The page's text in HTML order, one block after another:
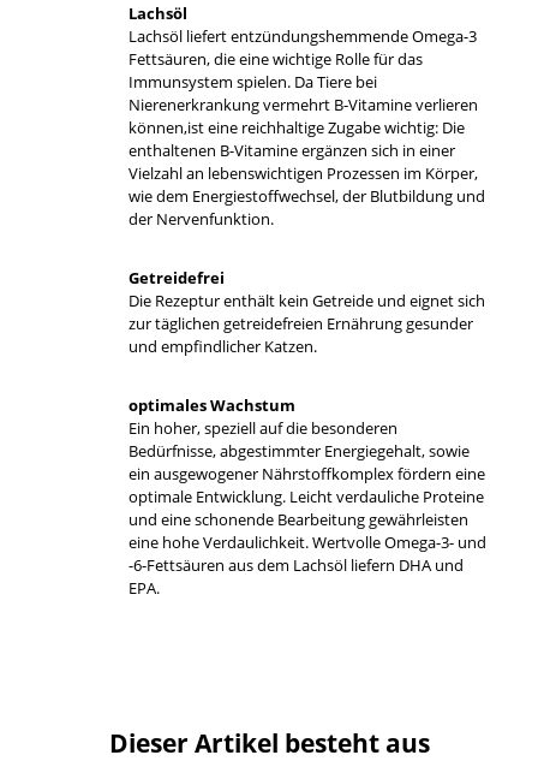
Lachsöl
Lachsöl liefert entzündungshemmende Omega-3
Fettsäuren, die eine wichtige Rolle für das
Immunsystem spielen. Da Tiere bei
Nierenerkrankung vermehrt B-Vitamine verlieren
können,ist eine reichhaltige Zugabe wichtig: Die
enthaltenen B-Vitamine ergänzen sich in einer
Vielzahl an lebenswichtigen Prozessen im Körper,
wie dem Energiestoffwechsel, der Blutbildung und
der Nervenfunktion.
Getreidefrei
Die Rezeptur enthält kein Getreide und eignet sich
zur täglichen getreidefreien Ernährung gesunder
und empfindlicher Katzen.
optimales Wachstum
Ein hoher, speziell auf die besonderen
Bedürfnisse, abgestimmter Energiegehalt, sowie
ein ausgewogener Nährstoffkomplex fördern eine
optimale Entwicklung. Leicht verdauliche Proteine
und eine schonende Bearbeitung gewährleisten
eine hohe Verdaulichkeit. Wertvolle Omega-3- und
-6-Fettsäuren aus dem Lachsöl liefern DHA und
EPA.
Dieser Artikel besteht aus